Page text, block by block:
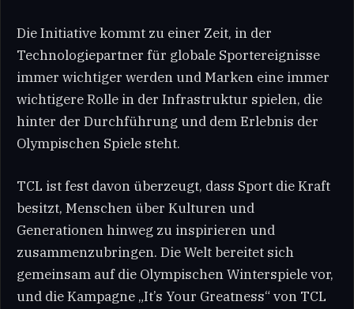
Die Initiative kommt zu einer Zeit, in der
Technologiepartner für globale Sportereignisse
immer wichtiger werden und Marken eine immer
wichtigere Rolle in der Infrastruktur spielen, die
hinter der Durchführung und dem Erlebnis der
Olympischen Spiele steht.
TCL ist fest davon überzeugt, dass Sport die Kraft
besitzt, Menschen über Kulturen und
Generationen hinweg zu inspirieren und
zusammenzubringen. Die Welt bereitet sich
gemeinsam auf die Olympischen Winterspiele vor,
und die Kampagne „It’s Your Greatness“ von TCL